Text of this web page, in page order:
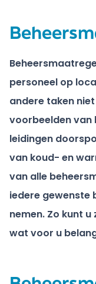
personeel op
andere taken
voorbeelden van
leidingen
van koud- en
van alle
iedere gewenste
nemen. Zo kunt
wat voor u